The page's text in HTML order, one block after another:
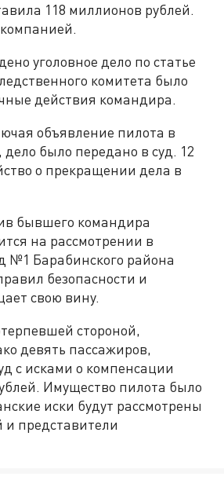
118 миллионов рублей.
уголовное дело по статье
комитета было
действия командира.
объявление пилота в
было передано в суд. 12
о прекращении дела в
бывшего командира
на рассмотрении в
№1 Барабинского района
безопасности и
свою вину.
стороной,
девять пассажиров,
с исками о компенсации
Имущество пилота было
иски будут рассмотрены
и представители